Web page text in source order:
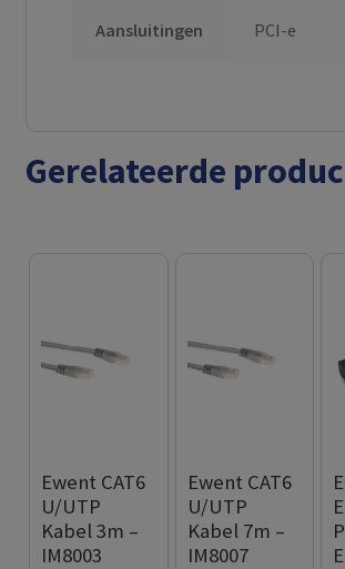
Aansluitingen PCI-e
Gerelateerde
Ewent CAT6
U/UTP
Kabel 3m –
IM8003
Ewent CAT6
U/UTP
Kabel 7m –
IM8007